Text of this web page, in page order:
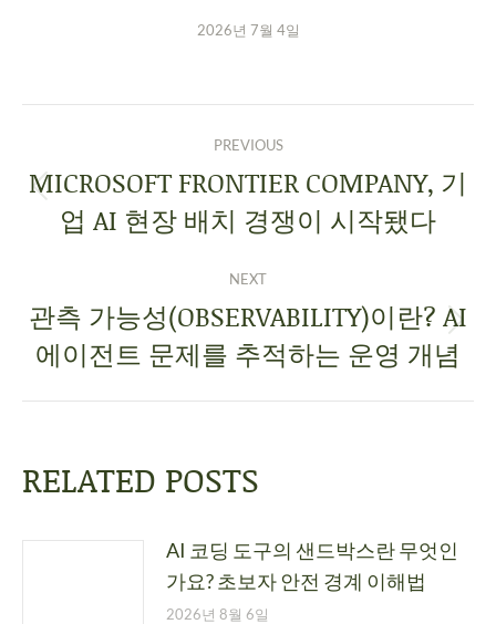
2026년 7월 4일
PREVIOUS
MICROSOFT FRONTIER COMPANY, 기
업 AI 현장 배치 경쟁이 시작됐다
NEXT
관측 가능성(OBSERVABILITY)이란? AI
에이전트 문제를 추적하는 운영 개념
RELATED POSTS
AI 코딩 도구의 샌드박스란 무엇인
가요? 초보자 안전 경계 이해법
2026년 8월 6일